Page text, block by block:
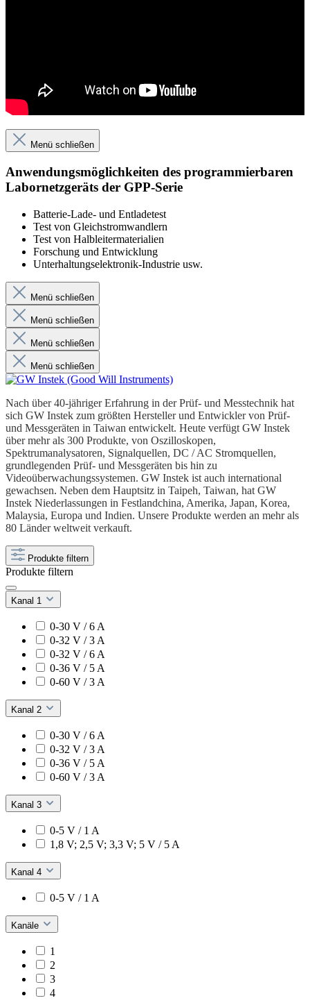
Menü schließen
Anwendungsmöglichkeiten des programmierbaren
Labornetzgeräts der GPP-Serie
Batterie-Lade- und Entladetest
Test von Gleichstromwandlern
Test von Halbleitermaterialien
Forschung und Entwicklung
Unterhaltungselektronik-Industrie usw.
Menü schließen
Menü schließen
Menü schließen
Menü schließen
Nach über 40-jähriger Erfahrung in der Prüf- und Messtechnik hat
sich GW Instek zum größten Hersteller und Entwickler von Prüf-
und Messgeräten in Taiwan entwickelt. Heute verfügt GW Instek
über mehr als 300 Produkte, von Oszilloskopen,
Spektrumanalysatoren, Signalquellen, DC / AC Stromquellen,
grundlegenden Prüf- und Messgeräten bis hin zu
Videoüberwachungssystemen. GW Instek ist auch international
gewachsen. Neben dem Hauptsitz in Taipeh, Taiwan, hat GW
Instek Niederlassungen in Festlandchina, Amerika, Japan, Korea,
Malaysia, Europa und Indien. Unsere Produkte werden an mehr als
80 Länder weltweit verkauft.
Produkte filtern
Produkte filtern
Kanal 1
0-30 V / 6 A
0-32 V / 3 A
0-32 V / 6 A
0-36 V / 5 A
0-60 V / 3 A
Kanal 2
0-30 V / 6 A
0-32 V / 3 A
0-36 V / 5 A
0-60 V / 3 A
Kanal 3
0-5 V / 1 A
1,8 V; 2,5 V; 3,3 V; 5 V / 5 A
Kanal 4
0-5 V / 1 A
Kanäle
1
2
3
4